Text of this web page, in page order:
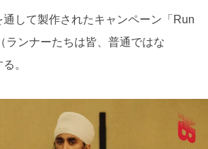
して製作されたキャンペーン「Run
ランナーたちは皆、普通ではな
。